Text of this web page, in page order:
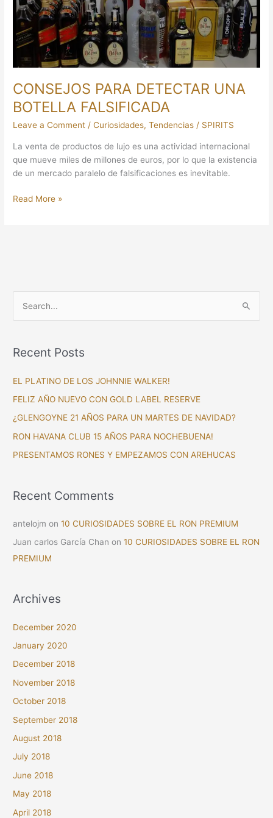
CONSEJOS PARA DETECTAR UNA
BOTELLA FALSIFICADA
Leave a Comment /Curiosidades,Tendencias / SPIRITS
La venta de productos de lujo es una actividad internacional
que mueve miles de millones de euros, por lo que la existencia
de un mercado paralelo de falsificaciones es inevitable.
FALSIFICADA
Read More »
r
o
r
:
Recent Posts
EL PLATINO DE LOS JOHNNIE WALKER!
FELIZ AÑO NUEVO CON GOLD LABEL RESERVE
¿GLENGOYNE 21 AÑOS PARA UN MARTES DE NAVIDAD?
RON HAVANA CLUB 15 AÑOS PARA NOCHEBUENA!
PRESENTAMOS RONES Y EMPEZAMOS CON AREHUCAS
Recent Comments
antelojm on10 CURIOSIDADES SOBRE EL RON PREMIUM
Juan carlos García Chan on10 CURIOSIDADES SOBRE EL RON
PREMIUM
Archives
December 2020
January 2020
December 2018
November 2018
October 2018
September 2018
August 2018
July 2018
June 2018
May 2018
April 2018